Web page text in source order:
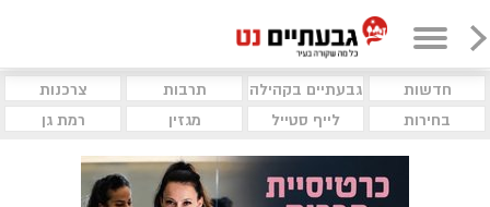
חדשות גבעתיים בקהילה תרבות
צרכנות
בחירות
לייף סטייל מגזין רמת גן